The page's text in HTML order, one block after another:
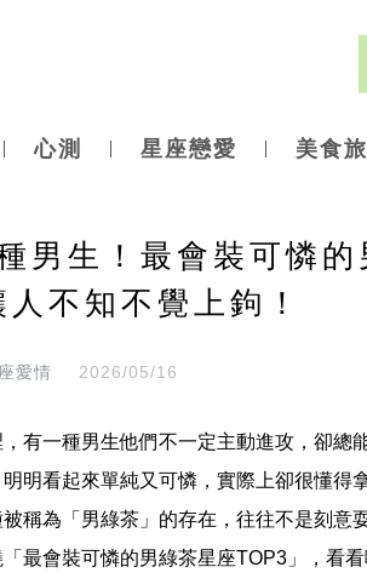
心測 星座戀愛 美食
男生！最會裝可憐的
不知不覺上鉤！
愛情 2026/05/16
有一種男生他們不一定主動進攻，卻總
明看起來單純又可憐，實際上卻很懂得
稱為「男綠茶」的存在，往往不是刻意
最會裝可憐的男綠茶星座TOP3」，看